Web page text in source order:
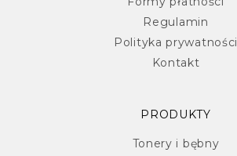
Regulamin
Polityka prywatności
Kontakt
PRODUKTY
Tonery i bębny